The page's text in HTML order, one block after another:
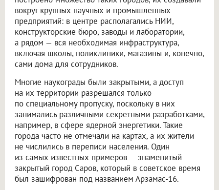
вокруг крупных научных и промышленных
предприятий: в центре располагались НИИ,
конструкторские бюро, заводы и лаборатории,
а рядом — вся необходимая инфраструктура,
включая школы, поликлиники, магазины и, конечно,
сами дома для сотрудников.
Многие наукограды были закрытыми, а доступ
на их территории разрешался только
по специальному пропуску, поскольку в них
занимались различными секретными разработками,
например, в сфере ядерной энергетики. Такие
города часто не отмечали на картах, а их жители
не числились в переписи населения. Один
из самых известных примеров — знаменитый
закрытый город Саров, который в советское время
был зашифрован под названием Арзамас-16.